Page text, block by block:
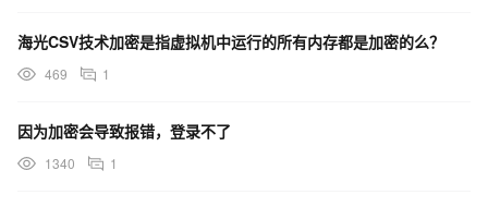
海光CSV技术加密是指虚拟机中运行的所有内存都是加密的么？
469 1
因为加密会导致报错，登录不了
1340 1